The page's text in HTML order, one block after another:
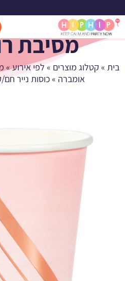
כוסות
מסיבת
בית » קטלוג מוצרים » לפי אירוע»
אומברה »כוסות נייר